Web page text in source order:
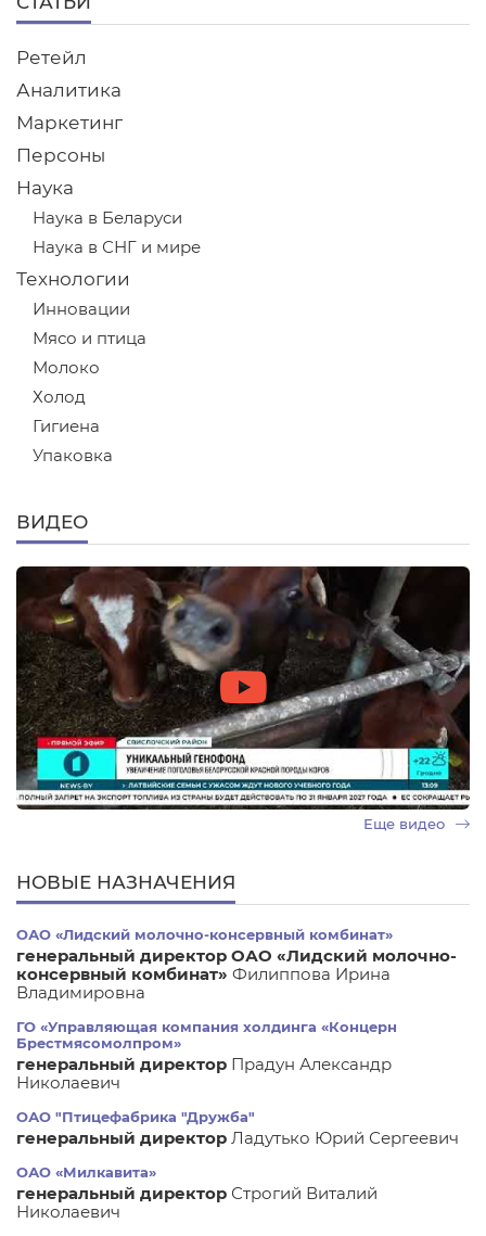
Ретейл
Аналитика
Маркетинг
Персоны
Наука
Наука в Беларуси
Наука в СНГ и мире
Технологии
Инновации
Мясо и птица
Молоко
Холод
Гигиена
Упаковка
ВИДЕО
Еще видео
НОВЫЕ НАЗНАЧЕНИЯ
ОАО «Лидский молочно-консервный комбинат»
генеральный директор ОАО «Лидский молочно-
консервный комбинат» Филиппова Ирина
Владимировна
ГО «Управляющая компания холдинга «Концерн
Брестмясомолпром»
генеральный директор Прадун Александр
Николаевич
ОАО "Птицефабрика "Дружба"
генеральный директор Ладутько Юрий Сергеевич
ОАО «Милкавита»
генеральный директор Строгий Виталий
Николаевич